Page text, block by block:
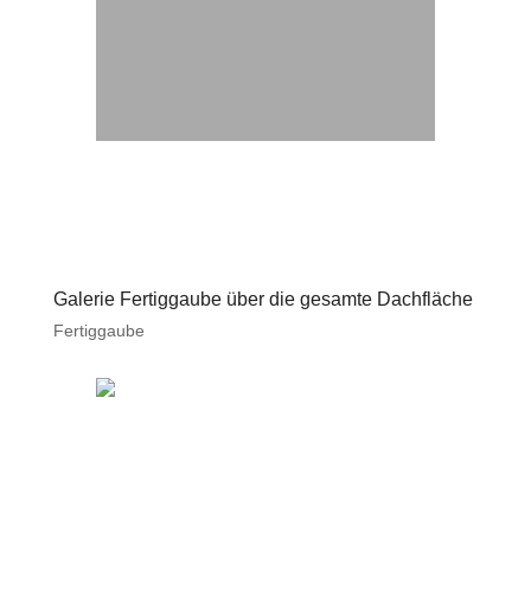
Galerie Fertiggaube über die gesamte Dachfläche
Fertiggaube